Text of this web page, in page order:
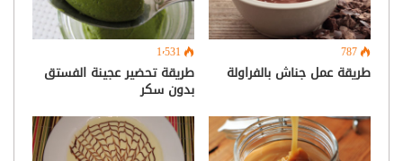
787
طريقة عمل جناش بالفراولة
1٬531
طريقة تحضير عجينة الفستق
بدون سكر